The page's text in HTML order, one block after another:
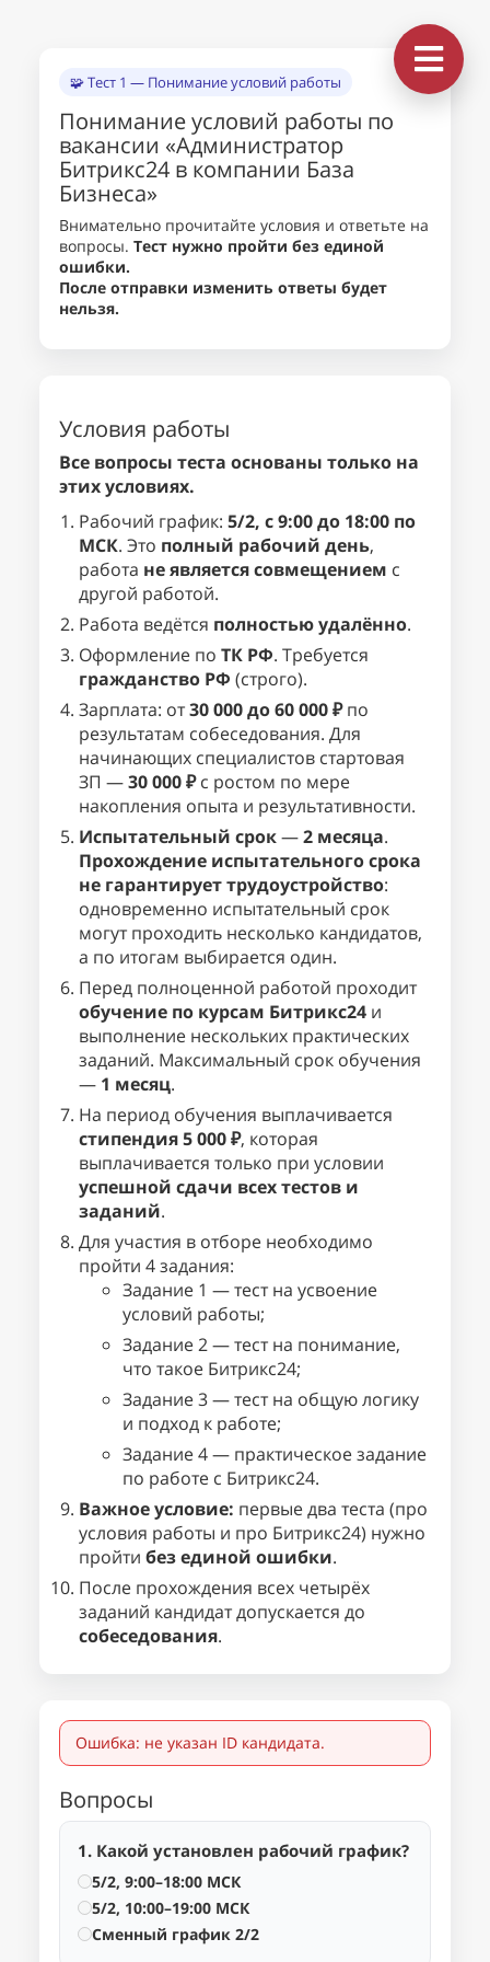
🧩 Тест 1 — Понимание условий работы
Понимание условий работы по
вакансии «Администратор
Битрикс24 в компании База
Бизнеса»
Внимательно прочитайте условия и ответьте на
вопросы. Тест нужно пройти без единой
ошибки.
После отправки изменить ответы будет
нельзя.
Условия работы
Все вопросы теста основаны только на
этих условиях.
Рабочий график: 5/2, с 9:00 до 18:00 по
МСК. Это полный рабочий день,
работа не является совмещением с
другой работой.
Работа ведётся полностью удалённо.
Оформление по ТК РФ. Требуется
гражданство РФ (строго).
Зарплата: от30 000 до 60 000 ₽по
результатам собеседования. Для
начинающих специалистов стартовая
ЗП —30 000 ₽с ростом по мере
накопления опыта и результативности.
Испытательный срок—2 месяца.
Прохождение испытательного срока
не гарантирует трудоустройство:
одновременно испытательный срок
могут проходить несколько кандидатов,
а по итогам выбирается один.
Перед полноценной работой проходит
обучение по курсам Битрикс24 и
выполнение нескольких практических
заданий. Максимальный срок обучения
— 1 месяц.
На период обучения выплачивается
стипендия 5 000 ₽, которая
выплачивается только при условии
успешной сдачи всех тестов и
заданий.
Для участия в отборе необходимо
пройти 4 задания:
Задание 1 — тест на усвоение
условий работы;
Задание 2 — тест на понимание,
что такое Битрикс24;
Задание 3 — тест на общую логику
и подход к работе;
Задание 4 — практическое задание
по работе с Битрикс24.
Важное условие: первые два теста (про
условия работы и про Битрикс24) нужно
пройти без единой ошибки.
После прохождения всех четырёх
заданий кандидат допускается до
собеседования.
Ошибка: не указан ID кандидата.
Вопросы
1. Какой установлен рабочий график?
5/2, 9:00–18:00 МСК
5/2, 10:00–19:00 МСК
Сменный график 2/2